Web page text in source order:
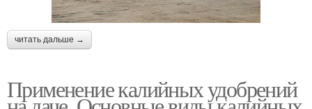
читать дальше →
Применение калийных удобрений